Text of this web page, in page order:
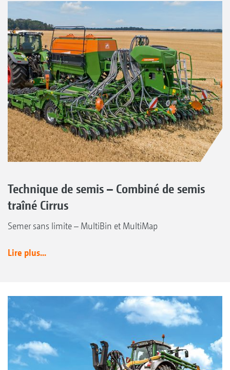
Technique de semis – Combiné de semis
traîné Cirrus
Semer sans limite – MultiBin et MultiMap
Lire plus...